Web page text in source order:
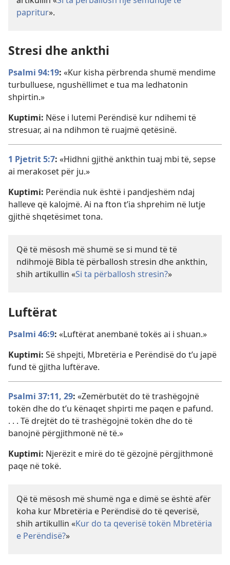
papritur».
Stresi dhe ankthi
Psalmi 94:19: «Kur kisha përbrenda shumë mendime
turbulluese, ngushëllimet e tua ma ledhatonin
shpirtin.»
Kuptimi: Nëse i lutemi Perëndisë kur ndihemi të
stresuar, ai na ndihmon të ruajmë qetësinë.
1 Pjetrit 5:7: «Hidhni gjithë ankthin tuaj mbi të, sepse
ai merakoset për ju.»
Kuptimi: Perëndia nuk është i pandjeshëm ndaj
halleve që kalojmë. Ai na fton t’ia shprehim në lutje
gjithë shqetësimet tona.
Që të mësosh më shumë se si mund të të
ndihmojë Bibla të përballosh stresin dhe ankthin,
shih artikullin «Si ta përballosh stresin?»
Luftërat
Psalmi 46:9: «Luftërat anembanë tokës ai i shuan.»
Kuptimi: Së shpejti, Mbretëria e Perëndisë do t’u japë
fund të gjitha luftërave.
Psalmi 37:11, 29: «Zemërbutët do të trashëgojnë
tokën dhe do t’u kënaqet shpirti me paqen e pafund.
. . . Të drejtët do të trashëgojnë tokën dhe do të
banojnë përgjithmonë në të.»
Kuptimi: Njerëzit e mirë do të gëzojnë përgjithmonë
paqe në tokë.
Që të mësosh më shumë nga e dimë se është afër
koha kur Mbretëria e Perëndisë do të qeverisë,
shih artikullin «Kur do ta qeverisë tokën Mbretëria
e Perëndisë?»